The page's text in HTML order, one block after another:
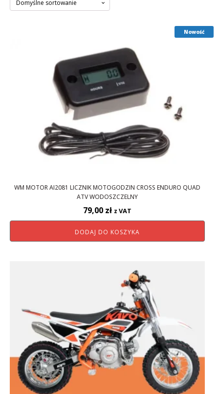
WM MOTOR AI2081 LICZNIK MOTOGODZIN CROSS ENDURO QUAD
ATV WODOSZCZELNY
79,00 zł z VAT
DODAJ DO KOSZYKA
Nowość